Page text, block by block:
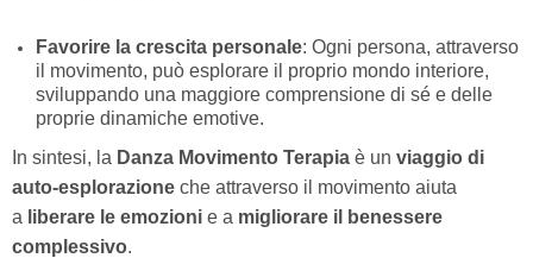
Favorire la crescita personale: Ogni persona, attraverso
il movimento, può esplorare il proprio mondo interiore,
sviluppando una maggiore comprensione di sé e delle
proprie dinamiche emotive.
In sintesi, la Danza Movimento Terapia è un viaggio di
auto-esplorazione che attraverso il movimento aiuta
a liberare le emozioni e a migliorare il benessere
complessivo.